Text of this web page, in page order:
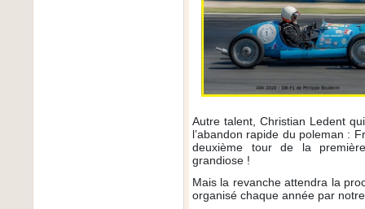
Autre talent, Christian Ledent
l’abandon rapide du poleman :
deuxième tour de la
grandiose !
Mais la revanche attendra la
organisé chaque année par